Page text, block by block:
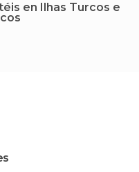
en Ilhas Turcos e